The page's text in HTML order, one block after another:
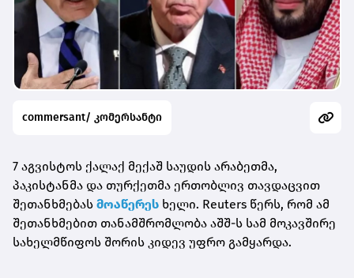
commersant/ კომერსანტი
7 აგვისტოს ქალაქ მექაშ საუდის არაბეთმა,
პაკისტანმა და თურქეთმა ერთობლივ თავდაცვით
შეთანხმებას მოაწერეს ხელი. Reuters წერს, რომ ამ
შეთანხმებით თანამშრომლობა აშშ-ს სამ მოკავშირე
სახელმწიფოს შორის კიდევ უფრო გამყარდა.